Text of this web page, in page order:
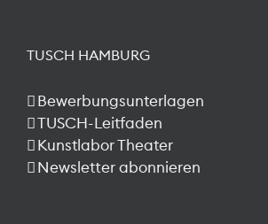
TUSCH HAMBURG
Bewerbungsunterlagen
TUSCH-Leitfaden
Kunstlabor Theater
Newsletter abonnieren